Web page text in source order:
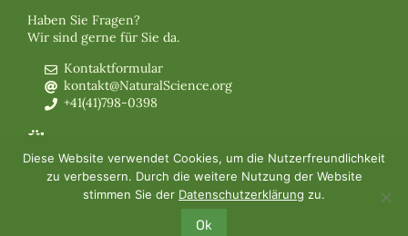
Haben Sie Fragen?
Wir sind gerne für Sie da.
Kontaktformular
kontakt@NaturalScience.org
+41(41)798-0398
Über uns
Organisation
Mitgliedschaft
Über uns
Diese Website verwendet Cookies, um die Nutzerfreundlichkeit
zu verbessern. Durch die weitere Nutzung der Website
stimmen Sie der Datenschutzerklärung zu.
Ok